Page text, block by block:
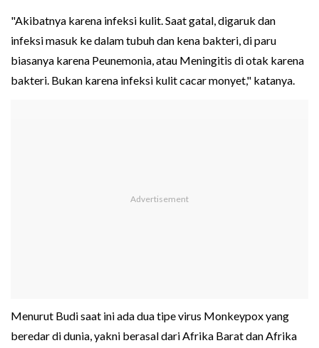
"Akibatnya karena infeksi kulit. Saat gatal, digaruk dan
infeksi masuk ke dalam tubuh dan kena bakteri, di paru
biasanya karena Peunemonia, atau Meningitis di otak karena
bakteri. Bukan karena infeksi kulit cacar monyet," katanya.
Menurut Budi saat ini ada dua tipe virus Monkeypox yang
beredar di dunia, yakni berasal dari Afrika Barat dan Afrika